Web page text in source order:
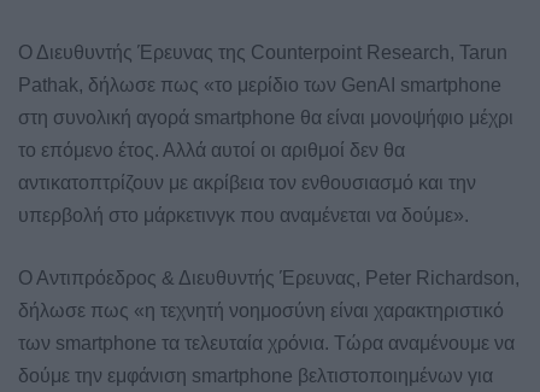
Ο Διευθυντής Έρευνας της Counterpoint Research, Tarun
Pathak, δήλωσε πως «το μερίδιο των GenAI smartphone
στη συνολική αγορά smartphone θα είναι μονοψήφιο μέχρι
το επόμενο έτος. Αλλά αυτοί οι αριθμοί δεν θα
αντικατοπτρίζουν με ακρίβεια τον ενθουσιασμό και την
υπερβολή στο μάρκετινγκ που αναμένεται να δούμε».
Ο Αντιπρόεδρος & Διευθυντής Έρευνας, Peter Richardson,
δήλωσε πως «η τεχνητή νοημοσύνη είναι χαρακτηριστικό
των smartphone τα τελευταία χρόνια. Τώρα αναμένουμε να
δούμε την εμφάνιση smartphone βελτιστοποιημένων για